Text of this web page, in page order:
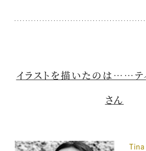
イラストを描いたのは……テ
さん